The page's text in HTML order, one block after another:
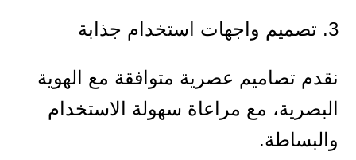
3. تصميم واجهات استخدام جذابة
نقدم تصاميم عصرية متوافقة مع الهوية
البصرية، مع مراعاة سهولة الاستخدام
والبساطة.